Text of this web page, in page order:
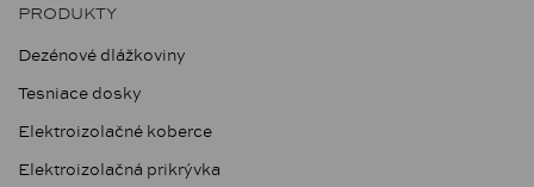
PRODUKTY
Dezénové dlážkoviny
Tesniace dosky
Elektroizolačné koberce
Elektroizolačná prikrývka